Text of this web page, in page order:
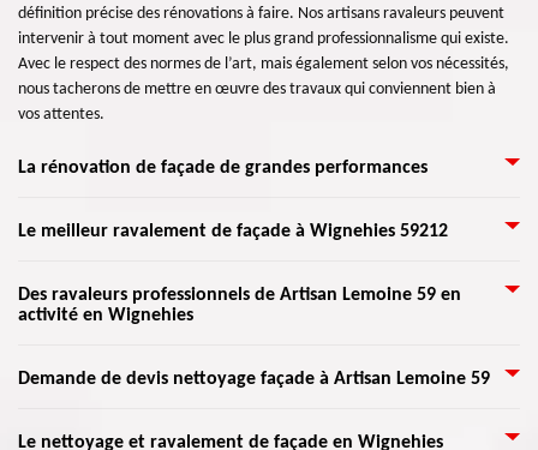
définition précise des rénovations à faire. Nos artisans ravaleurs peuvent
intervenir à tout moment avec le plus grand professionnalisme qui existe.
Avec le respect des normes de l’art, mais également selon vos nécessités,
nous tacherons de mettre en œuvre des travaux qui conviennent bien à
vos attentes.
La rénovation de façade de grandes performances
Si vous voulez faire appel à des professionnels pour votre ravalement,
d’éviter la détérioration des murs extérieurs. Vous éviterez également les
travaux complets de rénovation. Même si cette intervention peut être
l’aide de vrais professionnels. Pour cela, nous sommes à votre disponibilité
Le meilleur ravalement de façade à Wignehies 59212
Une raison de penser à l'entretien des façades est de permettre de vérifier
l'état de votre bâtiment. Il faut en effet s’occuper de la rénovation de vos
La façade est le plus grand champ de la structure de toute maison et
construction. Notre entreprise Artisan Lemoine 59 ne veut que votre
pour qu’on puisse l’étudier. Nous vous donnerons un devis pour rénover
Des ravaleurs professionnels de Artisan Lemoine 59 en
activité en Wignehies
Nous savons tous qu’un ravalement de façade consiste à redonner de
Demande de devis nettoyage façade à Artisan Lemoine 59
Après une vérification avant le nettoyage des façades, notez que le lavage
Le nettoyage et ravalement de façade en Wignehies